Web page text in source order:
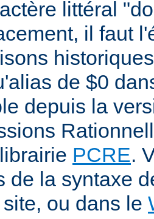
littéral
il faut
de $0
depuis la
PCRE.
de la syntaxe
ou dans le